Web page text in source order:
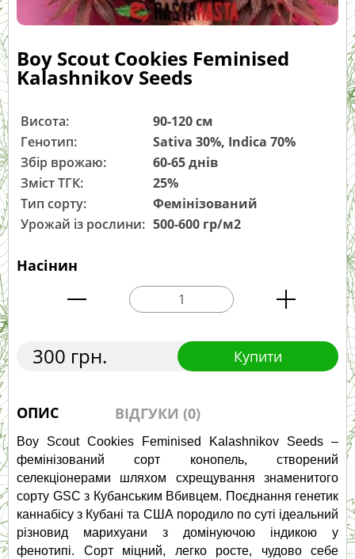
Boy Scout Cookies Feminised
Kalashnikov Seeds
Висота:
90-120 см
Генотип:
Sativa 30%, Indica 70%
Збір врожаю:
60-65 днів
Зміст ТГК:
25%
Тип сорту:
Фемінізований
Урожай із рослини: 500-600 гр/м2
Насінин
300 грн. Купити
ОПИС ВІДГУКИ (0)
Boy Scout Cookies Feminised Kalashnikov Seeds –
фемінізований сорт конопель, створений
селекціонерами шляхом схрещування знаменитого
сорту GSC з Кубанським Вбивцем. Поєднання генетик
каннабісу з Кубані та США породило по суті ідеальний
різновид марихуани з домінуючою індикою у
фенотипі. Сорт міцний, легко росте, чудово себе